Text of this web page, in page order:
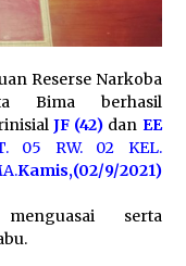
satu
satu
Reserse Narkoba
Bima berhasil
JF (42) dan EE
05 RW. 02 KEL.
Kamis,(02/9/2021)
serta